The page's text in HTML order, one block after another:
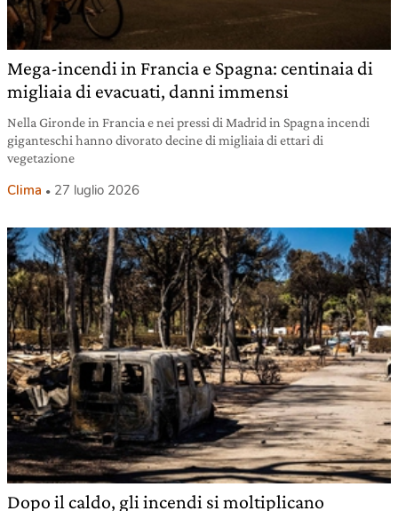
Mega-incendi in Francia e Spagna: centinaia di
migliaia di evacuati, danni immensi
Nella Gironde in Francia e nei pressi di Madrid in Spagna incendi
giganteschi hanno divorato decine di migliaia di ettari di
vegetazione
Clima 27 luglio 2026
Dopo il caldo, gli incendi si moltiplicano